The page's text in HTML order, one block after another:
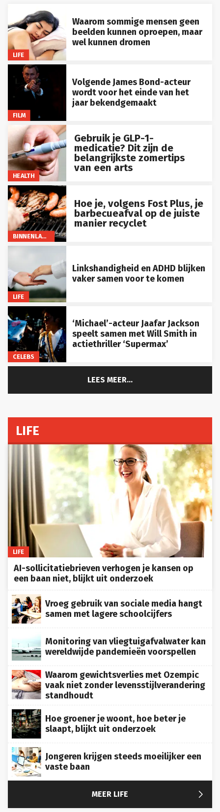
LIFE
Waarom sommige mensen geen
beelden kunnen oproepen, maar
wel kunnen dromen
FILM
Volgende James Bond-acteur
wordt voor het einde van het
jaar bekendgemaakt
HEALTH
Gebruik je GLP-1-
medicatie? Dit zijn de
belangrijkste zomertips
van een arts
BINNENLAND
Hoe je, volgens Fost Plus, je
barbecueafval op de juiste
manier recyclet
LIFE
Linkshandigheid en ADHD blijken
vaker samen voor te komen
CELEBS
‘Michael’-acteur Jaafar Jackson
speelt samen met Will Smith in
actiethriller ‘Supermax’
LEES MEER...
LIFE
LIFE
AI-sollicitatiebrieven verhogen je kansen op
een baan niet, blijkt uit onderzoek
Vroeg gebruik van sociale media hangt
samen met lagere schoolcijfers
Monitoring van vliegtuigafvalwater kan
wereldwijde pandemieën voorspellen
Waarom gewichtsverlies met Ozempic
vaak niet zonder levensstijlverandering
standhoudt
Hoe groener je woont, hoe beter je
slaapt, blijkt uit onderzoek
Jongeren krijgen steeds moeilijker een
vaste baan
MEER LIFE 